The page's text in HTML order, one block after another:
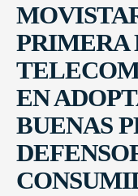
PRIMERA
EN
BUENAS